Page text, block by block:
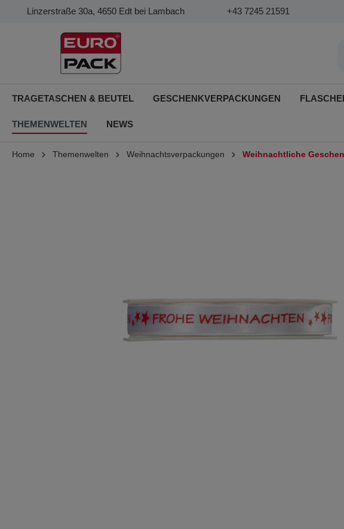
Linzerstraße 30a, 4650 Edt bei Lambach +43 7245 21591
TRAGETASCHEN & BEUTEL GESCHENKVERPACKUNGEN
THEMENWELTEN NEWS
Home Themenwelten Weihnachtsverpackungen Weihnachtliche